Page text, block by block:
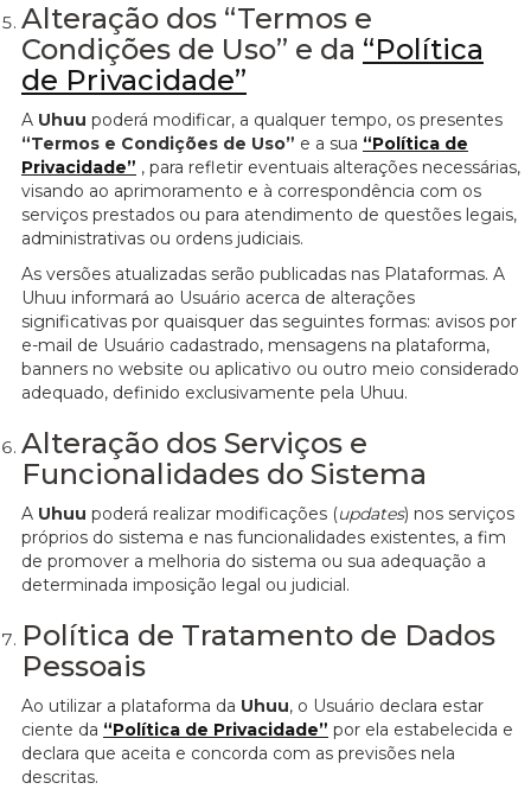
Alteração dos “Termos e
Condições de Uso” e da “Política
de Privacidade”
A Uhuu poderá modificar, a qualquer tempo, os presentes
“Termos e Condições de Uso” e a sua “Política de
Privacidade” , para refletir eventuais alterações necessárias,
visando ao aprimoramento e à correspondência com os
serviços prestados ou para atendimento de questões legais,
administrativas ou ordens judiciais.
As versões atualizadas serão publicadas nas Plataformas. A
Uhuu informará ao Usuário acerca de alterações
significativas por quaisquer das seguintes formas: avisos por
e-mail de Usuário cadastrado, mensagens na plataforma,
banners no website ou aplicativo ou outro meio considerado
adequado, definido exclusivamente pela Uhuu.
Alteração dos Serviços e
Funcionalidades do Sistema
A Uhuu poderá realizar modificações (updates) nos serviços
próprios do sistema e nas funcionalidades existentes, a fim
de promover a melhoria do sistema ou sua adequação a
determinada imposição legal ou judicial.
Política de Tratamento de Dados
Pessoais
Ao utilizar a plataforma da Uhuu, o Usuário declara estar
ciente da “Política de Privacidade” por ela estabelecida e
declara que aceita e concorda com as previsões nela
descritas.